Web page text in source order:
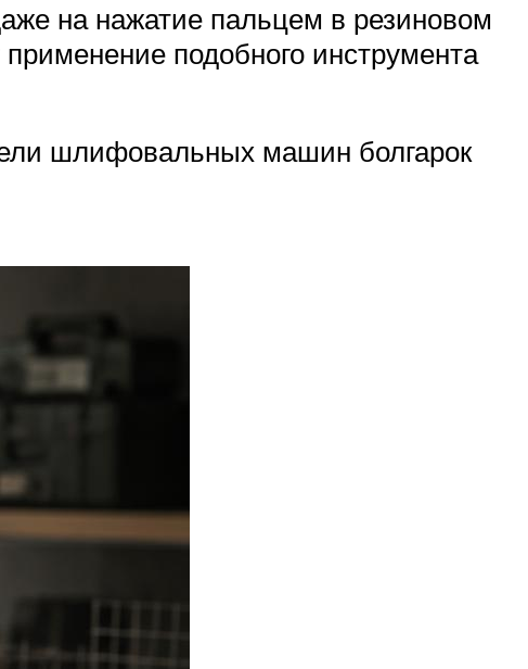
на нажатие пальцем в резиновом
подобного инструмента
шлифовальных машин болгарок